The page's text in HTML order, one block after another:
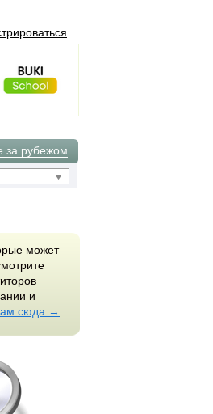
за рубежом
может
и
сюда →